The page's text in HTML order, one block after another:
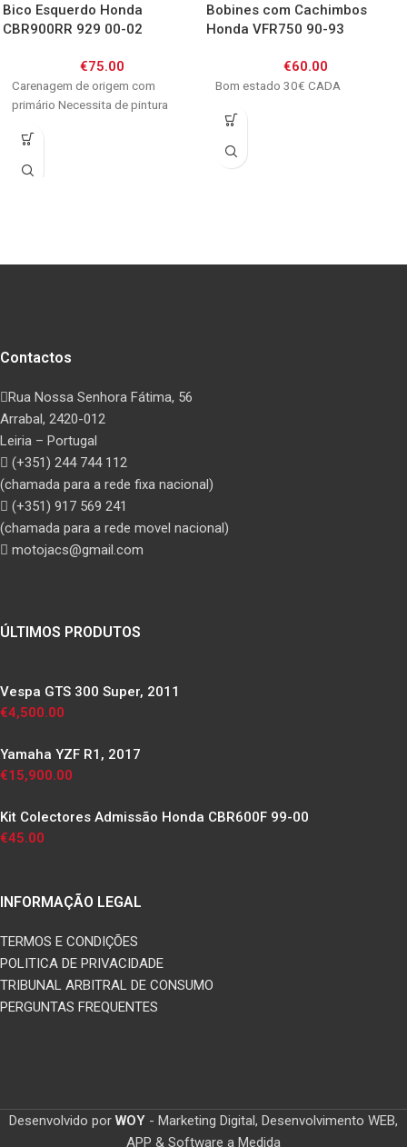
Bico Esquerdo Honda
CBR900RR 929 00-02
€75.00
Carenagem de origem com
primário Necessita de pintura
Bobines com Cachimbos
Honda VFR750 90-93
€60.00
Bom estado 30€ CADA
Contactos
Rua Nossa Senhora Fátima, 56
Arrabal, 2420-012
Leiria – Portugal
(+351) 244 744 112
(chamada para a rede fixa nacional)
(+351) 917 569 241
(chamada para a rede movel nacional)
motojacs@gmail.com
ÚLTIMOS PRODUTOS
Vespa GTS 300 Super, 2011
€4,500.00
Yamaha YZF R1, 2017
€15,900.00
Kit Colectores Admissão Honda CBR600F 99-00
€45.00
INFORMAÇÃO LEGAL
TERMOS E CONDIÇÕES
POLITICA DE PRIVACIDADE
TRIBUNAL ARBITRAL DE CONSUMO
PERGUNTAS FREQUENTES
Desenvolvido por WOY - Marketing Digital, Desenvolvimento WEB,
APP & Software a Medida